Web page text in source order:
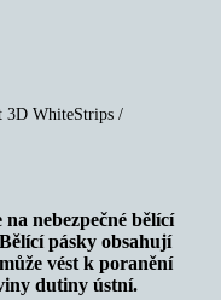
3D WhiteStrips /
nebezpečné bělící
pásky obsahují
vést k poranění
dutiny ústní.